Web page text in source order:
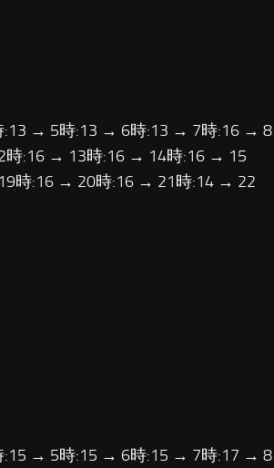
→ 5時:13 → 6時:13 → 7時:16 → 8
:16 → 13時:16 → 14時:16 → 15
時:16 → 20時:16 → 21時:14 → 22
→ 5時:15 → 6時:15 → 7時:17 → 8